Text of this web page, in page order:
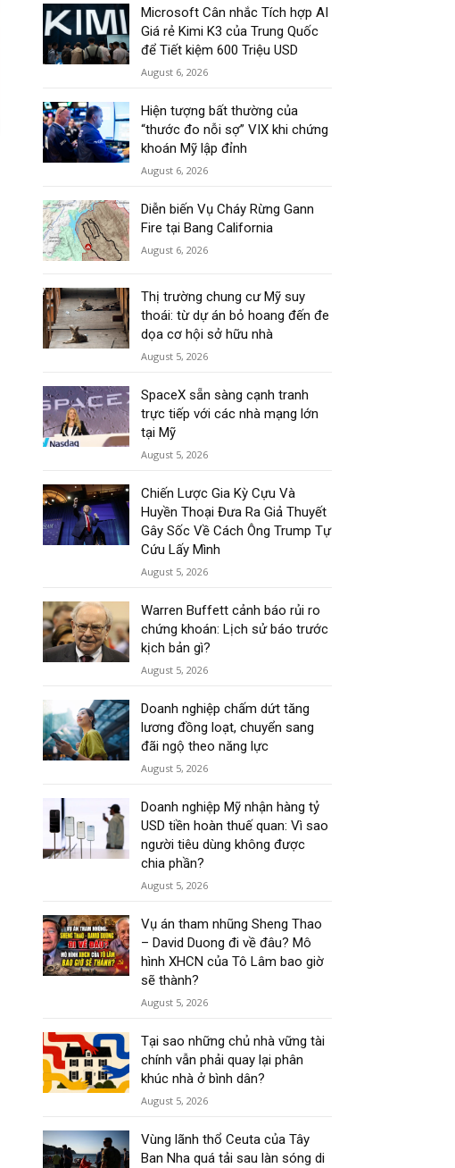
Microsoft Cân nhắc Tích hợp AI
Giá rẻ Kimi K3 của Trung Quốc
để Tiết kiệm 600 Triệu USD
August 6, 2026
Hiện tượng bất thường của
“thước đo nỗi sợ” VIX khi chứng
khoán Mỹ lập đỉnh
August 6, 2026
Diễn biến Vụ Cháy Rừng Gann
Fire tại Bang California
August 6, 2026
Thị trường chung cư Mỹ suy
thoái: từ dự án bỏ hoang đến đe
dọa cơ hội sở hữu nhà
August 5, 2026
SpaceX sẵn sàng cạnh tranh
trực tiếp với các nhà mạng lớn
tại Mỹ
August 5, 2026
Chiến Lược Gia Kỳ Cựu Và
Huyền Thoại Đưa Ra Giả Thuyết
Gây Sốc Về Cách Ông Trump Tự
Cứu Lấy Mình
August 5, 2026
Warren Buffett cảnh báo rủi ro
chứng khoán: Lịch sử báo trước
kịch bản gì?
August 5, 2026
Doanh nghiệp chấm dứt tăng
lương đồng loạt, chuyển sang
đãi ngộ theo năng lực
August 5, 2026
Doanh nghiệp Mỹ nhận hàng tỷ
USD tiền hoàn thuế quan: Vì sao
người tiêu dùng không được
chia phần?
August 5, 2026
Vụ án tham nhũng Sheng Thao
– David Duong đi về đâu? Mô
hình XHCN của Tô Lâm bao giờ
sẽ thành?
August 5, 2026
Tại sao những chủ nhà vững tài
chính vẫn phải quay lại phân
khúc nhà ở bình dân?
August 5, 2026
Vùng lãnh thổ Ceuta của Tây
Ban Nha quá tải sau làn sóng di